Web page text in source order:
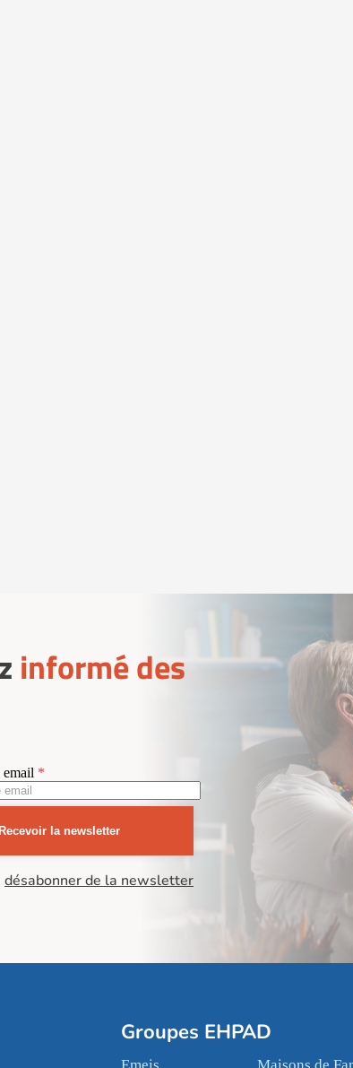
informé des
email
Recevoir la newsletter
désabonner de la newsletter
Groupes EHPAD